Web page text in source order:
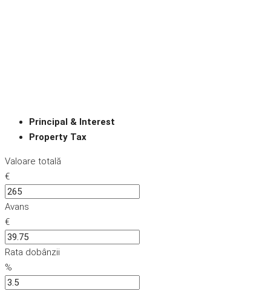
Principal & Interest
Property Tax
Valoare totală
€
Avans
€
Rata dobânzii
%